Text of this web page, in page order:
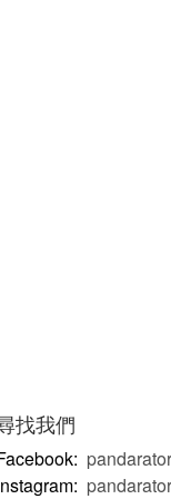
找我們
pandarator